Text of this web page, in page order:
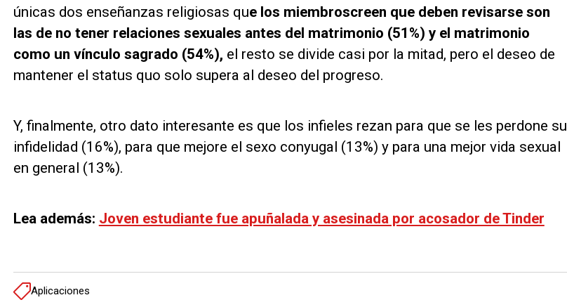
únicas dos enseñanzas religiosas que los miembroscreen que deben revisarse son
las de no tener relaciones sexuales antes del matrimonio (51%) y el matrimonio
como un vínculo sagrado (54%), el resto se divide casi por la mitad, pero el deseo de
mantener el status quo solo supera al deseo del progreso.
Y, finalmente, otro dato interesante es que los infieles rezan para que se les perdone su
infidelidad (16%), para que mejore el sexo conyugal (13%) y para una mejor vida sexual
en general (13%).
Lea además: Joven estudiante fue apuñalada y asesinada por acosador de Tinder
Aplicaciones